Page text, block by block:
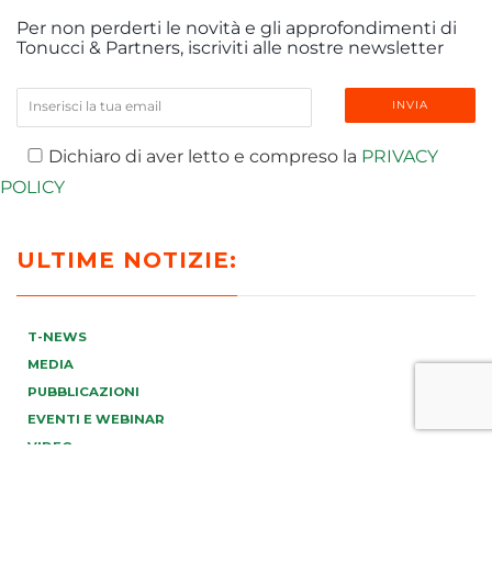
Per non perderti le novità e gli approfondimenti di
Tonucci & Partners, iscriviti alle nostre newsletter
Dichiaro di aver letto e compreso la PRIVACY
POLICY
ULTIME NOTIZIE:
T-NEWS
MEDIA
PUBBLICAZIONI
EVENTI E WEBINAR
VIDEO